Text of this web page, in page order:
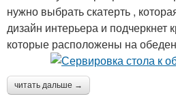
нужно выбрать скатерть ,
дизайн интерьера и подчеркнет
которые расположены на
читать дальше →